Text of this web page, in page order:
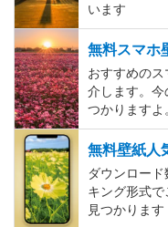
います
無料スマホ
おすすめの
介します。
つかりますよ
無料壁紙人
ダウンロー
キング形式
見つかります